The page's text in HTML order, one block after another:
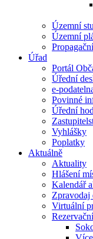
Územní
Územní
Úřad
Portál
Úřední
e-
Povinné
Úřední
Vyhlášky
Poplatky
Aktuálně
Aktuality
Hlášení
Kalendář
Zpravodaj
Virtuální